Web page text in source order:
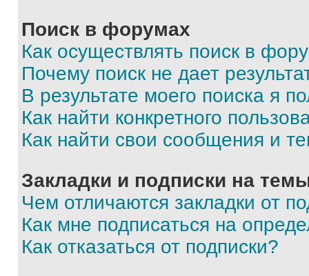
Поиск в форумах
Как осуществлять поиск в
Почему поиск не дает
В результате моего поиска я
Как найти конкретного
Как найти свои сообщения и
Закладки и подписки на
Чем отличаются закладки от
Как мне подписаться на
Как отказаться от подписки?